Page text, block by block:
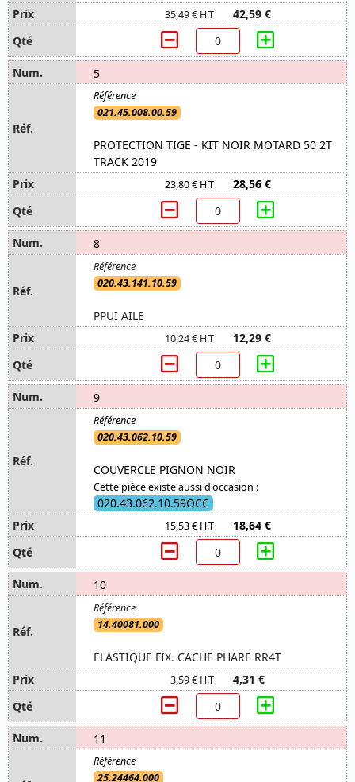
35,49 € H.T 42,59 €
5
021.45.008.00.59
PROTECTION TIGE - KIT NOIR MOTARD 50 2T
TRACK 2019
23,80 € H.T 28,56 €
8
020.43.141.10.59
PPUI AILE
10,24 € H.T 12,29 €
9
020.43.062.10.59
COUVERCLE PIGNON NOIR
Cette pièce existe aussi d'occasion :
020.43.062.10.59OCC
15,53 € H.T 18,64 €
10
14.40081.000
ELASTIQUE FIX. CACHE PHARE RR4T
3,59 € H.T 4,31 €
11
25.24464.000